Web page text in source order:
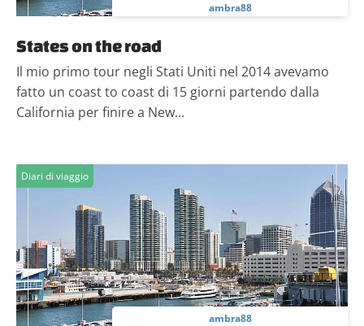
ambra88
States on the road
Il mio primo tour negli Stati Uniti nel 2014 avevamo
fatto un coast to coast di 15 giorni partendo dalla
California per finire a New...
Diari di viaggio
ambra88